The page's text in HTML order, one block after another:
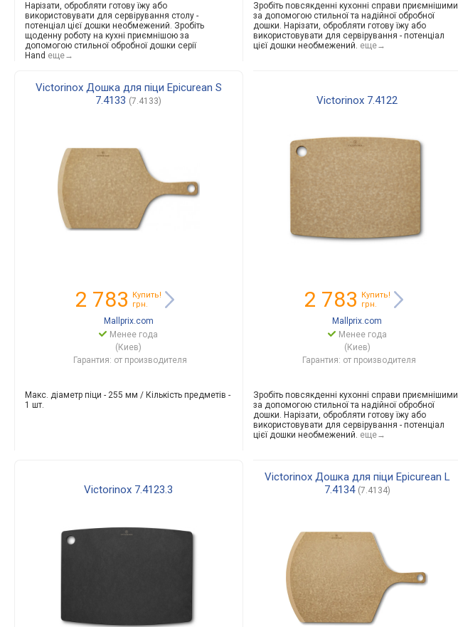
Нарізати, обробляти готову їжу або
використовувати для сервірування столу -
потенціал цієї дошки необмежений. Зробіть
щоденну роботу на кухні приємнішою за
допомогою стильної обробної дошки серії
Hand еще→
Зробіть повсякденні кухонні справи приємнішими
за допомогою стильної та надійної обробної
дошки. Нарізати, обробляти готову їжу або
використовувати для сервірування - потенціал
цієї дошки необмежений. еще→
Victorinox Дошка для піци Epicurean S
7.4133 (7.4133)
2 783
Купить!
грн.
Mallprix.com
Менее года
(Киев)
Гарантия: от производителя
Макс. діаметр піци - 255 мм / Кількість предметів -
1 шт.
Victorinox 7.4122
2 783
Купить!
грн.
Mallprix.com
Менее года
(Киев)
Гарантия: от производителя
Зробіть повсякденні кухонні справи приємнішими
за допомогою стильної та надійної обробної
дошки. Нарізати, обробляти готову їжу або
використовувати для сервірування - потенціал
цієї дошки необмежений. еще→
Victorinox 7.4123.3
Victorinox Дошка для піци Epicurean L
7.4134 (7.4134)